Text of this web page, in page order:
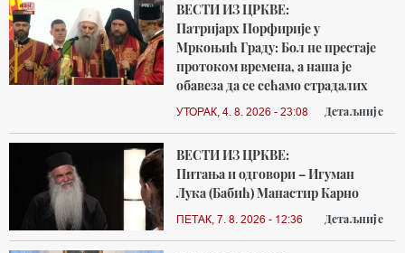
ВЕСТИ ИЗ ЦРКВЕ:
Патријарх Порфирије у
Мркоњић Граду: Бол не престаје
протоком времена, а наша је
обавеза да се сећамо страдалих
УТОРАК, 4. 8. 2026 - 23:08 Детаљније
ВЕСТИ ИЗ ЦРКВЕ:
Питања и одговори – Игуман
Лука (Бабић) Манастир Карно
ПЕТАК, 7. 8. 2026 - 12:36 Детаљније